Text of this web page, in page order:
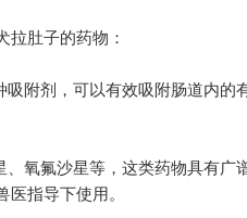
肚子的药物：
剂，可以有效吸附肠道内的
氟沙星等，这类药物具有广
指导下使用。